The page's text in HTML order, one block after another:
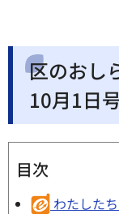
区のおし
10月1日
目次
わたした